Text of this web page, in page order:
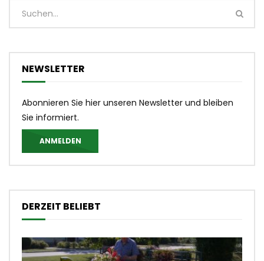
NEWSLETTER
Abonnieren Sie hier unseren Newsletter und bleiben
Sie informiert.
ANMELDEN
DERZEIT BELIEBT